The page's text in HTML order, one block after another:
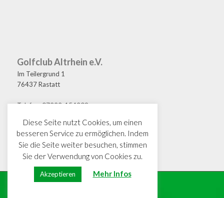
Golfclub Altrhein e.V.
Im Teilergrund 1
76437 Rastatt
Telefon: 07222-154209
E-Mail: golf@gcaltrhein.de
© Copyright · GC Altrhein e.V.
Diese Seite nutzt Cookies, um einen
besseren Service zu ermöglichen. Indem
Sie die Seite weiter besuchen, stimmen
Sie der Verwendung von Cookies zu.
Akzeptieren Mehr Infos